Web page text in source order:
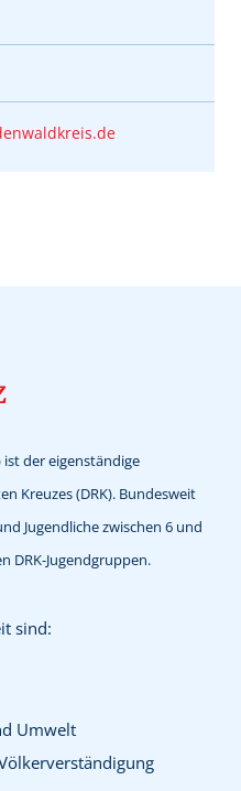
ist der eigenständige
Kreuzes (DRK). Bundesweit
Jugendliche zwischen 6 und
DRK-Jugendgruppen.
sind:
Umwelt